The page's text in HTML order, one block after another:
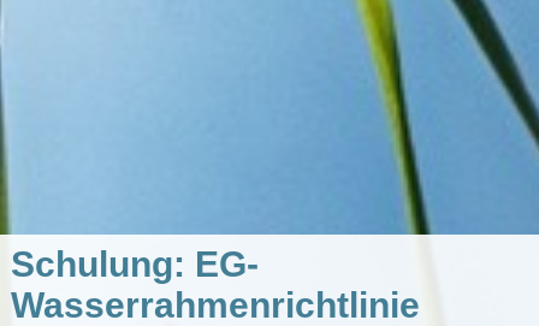
Schulung: EG-
Wasserrahmenrichtlinie